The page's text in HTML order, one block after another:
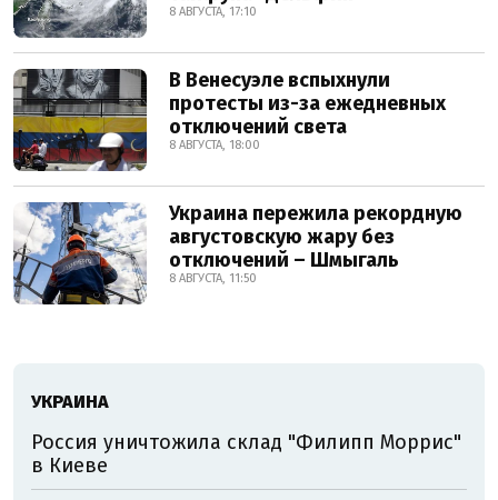
8 АВГУСТА, 17:10
В Венесуэле вспыхнули
протесты из-за ежедневных
отключений света
8 АВГУСТА, 18:00
Украина пережила рекордную
августовскую жару без
отключений – Шмыгаль
8 АВГУСТА, 11:50
УКРАИНА
Россия уничтожила склад "Филипп Моррис"
в Киеве